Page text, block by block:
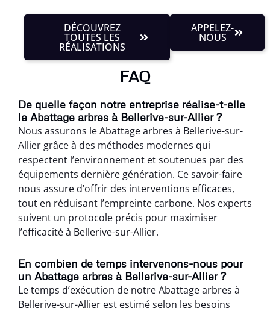
DÉCOUVREZ
TOUTES LES
RÉALISATIONS
APPELEZ-
NOUS
FAQ
De quelle façon notre entreprise réalise-t-elle
le Abattage arbres à Bellerive-sur-Allier ?
Nous assurons le Abattage arbres à Bellerive-sur-
Allier grâce à des méthodes modernes qui
respectent l’environnement et soutenues par des
équipements dernière génération. Ce savoir-faire
nous assure d’offrir des interventions efficaces,
tout en réduisant l’empreinte carbone. Nos experts
suivent un protocole précis pour maximiser
l’efficacité à Bellerive-sur-Allier.
En combien de temps intervenons-nous pour
un Abattage arbres à Bellerive-sur-Allier ?
Le temps d’exécution de notre Abattage arbres à
Bellerive-sur-Allier est estimé selon les besoins